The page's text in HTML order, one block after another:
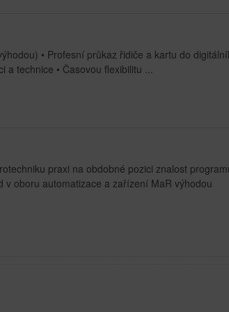
• Profesní průkaz řidiče a kartu do
technice • Časovou flexibilitu ...
praxi na obdobné pozici znalost
oboru automatizace a zařízení MaR výhodou